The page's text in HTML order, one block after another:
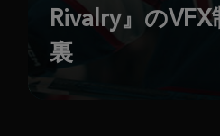
Rivalry』の
裏